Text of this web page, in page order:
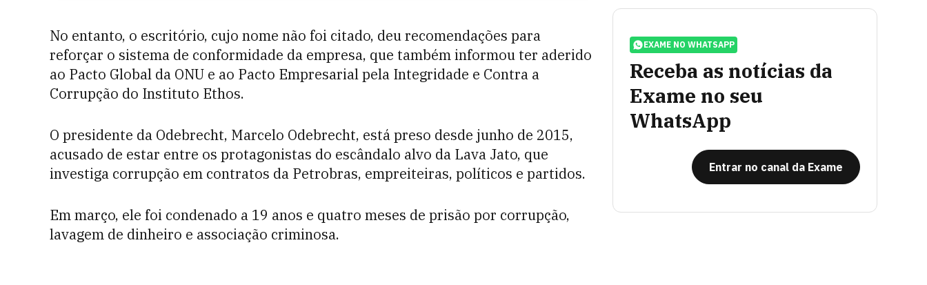
No entanto, o escritório, cujo nome não foi citado, deu recomendações para
reforçar o sistema de conformidade da empresa, que também informou ter aderido
ao Pacto Global da ONU e ao Pacto Empresarial pela Integridade e Contra a
Corrupção do Instituto Ethos.
O presidente da Odebrecht, Marcelo Odebrecht, está preso desde junho de 2015,
acusado de estar entre os protagonistas do escândalo alvo da Lava Jato, que
investiga corrupção em contratos da Petrobras, empreiteiras, políticos e partidos.
Em março, ele foi condenado a 19 anos e quatro meses de prisão por corrupção,
lavagem de dinheiro e associação criminosa.
EXAME NO WHATSAPP
Receba as notícias da
Exame no seu
WhatsApp
Entrar no canal da Exame